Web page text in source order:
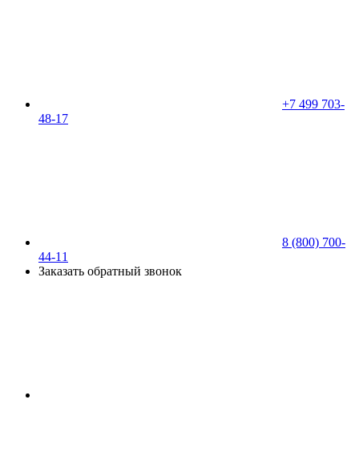
+7 499 703-
48-17
8 (800) 700-
44-11
Заказать обратный звонок